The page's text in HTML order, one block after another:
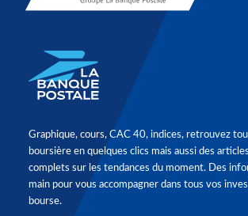
Graphique, cours, CAC 40, indices, retrouvez
boursière en quelques clics mais aussi des
complets sur les tendances du moment. Des
main pour vous accompagner dans tous vos
bourse.